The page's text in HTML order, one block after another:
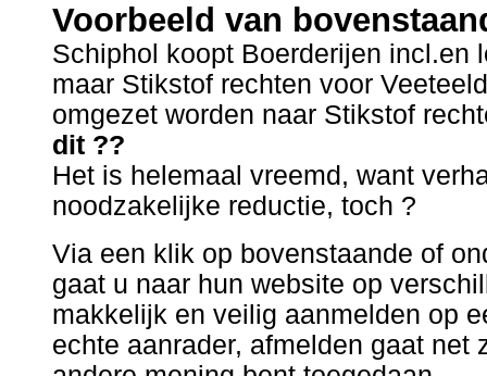
Voorbeeld van
Schiphol koopt Boerderijen incl.en
maar Stikstof rechten voor
omgezet worden naar Stikstof
dit ??
Het is helemaal vreemd, want
noodzakelijke reductie, toch ?
Via een klik op bovenstaande of
gaat u naar hun website op
makkelijk en veilig aanmelden op
echte aanrader, afmelden gaat net